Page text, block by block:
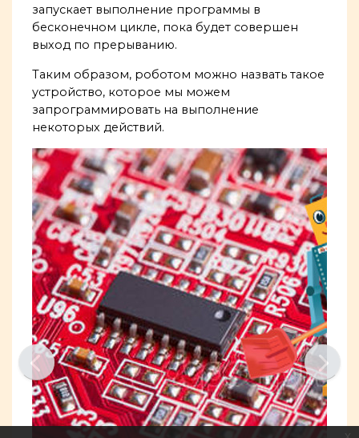
запускает выполнение программы в
бесконечном цикле, пока будет совершен
выход по прерыванию.
Таким образом, роботом можно назвать такое
устройство, которое мы можем
запрограммировать на выполнение
некоторых действий.